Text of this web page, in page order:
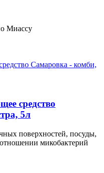
Миассу
средство
5л
поверхностей, посуды,
микобактерий